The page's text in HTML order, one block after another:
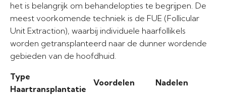
het is belangrijk om behandelopties te begrijpen. De
meest voorkomende techniek is de FUE (Follicular
Unit Extraction), waarbij individuele haarfollikels
worden getransplanteerd naar de dunner wordende
gebieden van de hoofdhuid.
Type
Haartransplantatie
Voordelen Nadelen